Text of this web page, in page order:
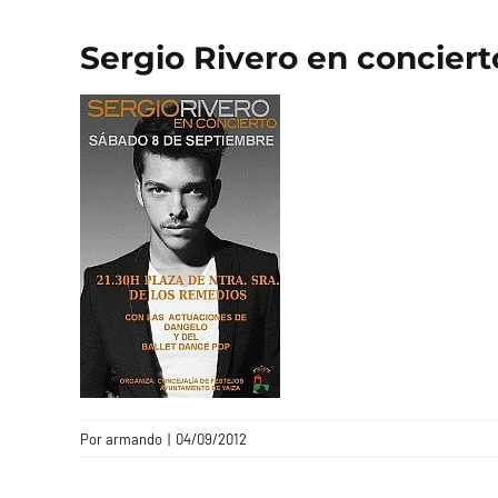
Sergio Rivero en
Porarmando | 04/09/2012